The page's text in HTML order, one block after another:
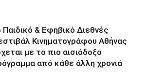
Παιδικό & Εφηβικό Διεθνές
Κινηματογράφου Αθήνας
με το πιο αισιόδοξο
από κάθε άλλη χρονιά